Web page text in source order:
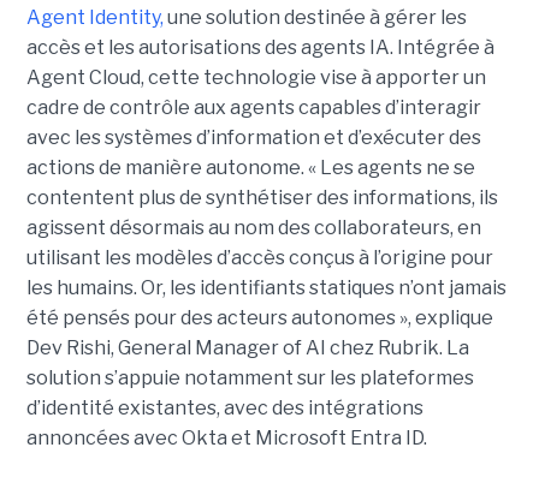
Agent Identity, une solution destinée à gérer les
accès et les autorisations des agents IA. Intégrée à
Agent Cloud, cette technologie vise à apporter un
cadre de contrôle aux agents capables d’interagir
avec les systèmes d’information et d’exécuter des
actions de manière autonome. « Les agents ne se
contentent plus de synthétiser des informations, ils
agissent désormais au nom des collaborateurs, en
utilisant les modèles d’accès conçus à l’origine pour
les humains. Or, les identifiants statiques n’ont jamais
été pensés pour des acteurs autonomes », explique
Dev Rishi, General Manager of AI chez Rubrik. La
solution s’appuie notamment sur les plateformes
d’identité existantes, avec des intégrations
annoncées avec Okta et Microsoft Entra ID.